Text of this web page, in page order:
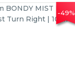
-49%